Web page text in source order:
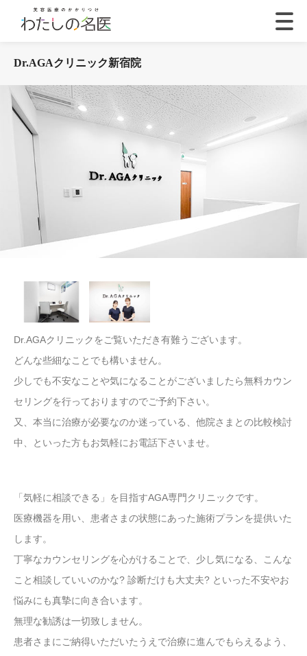
Dr.AGAクリニック新宿院
Dr.AGAクリニックをご覧いただき有難うございます。
どんな些細なことでも構いません。
少しでも不安なことや気になることがございましたら無料カウン
セリングを行っておりますのでご予約下さい。
又、本当に治療が必要なのか迷っている、他院さまとの比較検討
中、といった方もお気軽にお電話下さいませ。
「気軽に相談できる」を目指すAGA専門クリニックです。
医療機器を用い、患者さまの状態にあった施術プランを提供いた
します。
丁寧なカウンセリングを心がけることで、少し気になる、こんな
こと相談していいのかな? 診断だけも大丈夫? といった不安やお
悩みにも真摯に向き合います。
無理な勧誘は一切致しません。
患者さまにご納得いただいたうえで治療に進んでもらえるよう、